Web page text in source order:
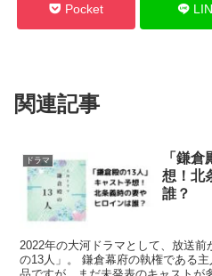
Pocket
関連記事
ドラマ
「鎌
想！北
誰？
2022年の大河ドラマとして、放送
の13人」。 鎌倉幕府の執権である